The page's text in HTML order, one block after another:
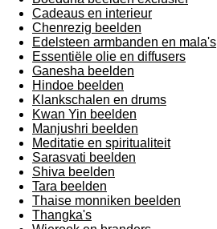
Cadeaus en interieur
Chenrezig beelden
Edelsteen armbanden en mala's
Essentiële olie en diffusers
Ganesha beelden
Hindoe beelden
Klankschalen en drums
Kwan Yin beelden
Manjushri beelden
Meditatie en spiritualiteit
Sarasvati beelden
Shiva beelden
Tara beelden
Thaise monniken beelden
Thangka's